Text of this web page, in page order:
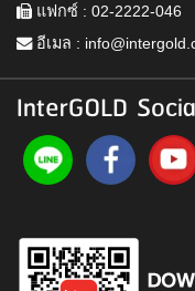
แฟกซ์ : 02-2222-046
อีเมล :
InterGOLD